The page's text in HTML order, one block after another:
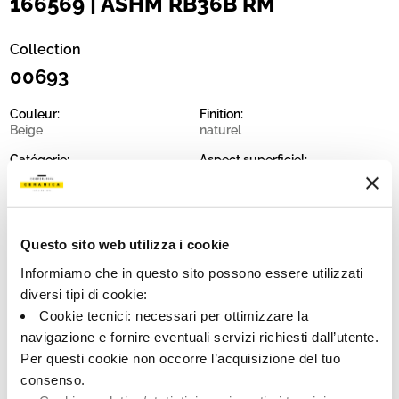
Questo sito web utilizza i cookie
Informiamo che in questo sito possono essere utilizzati
diversi tipi di cookie:
Cookie tecnici: necessari per ottimizzare la
navigazione e fornire eventuali servizi richiesti dall’utente.
Per questi cookie non occorre l’acquisizione del tuo
consenso.
Collection
00693
Couleur:
Beige
Catégorie:
Fond
Format:
Finition:
naturel
Aspect superficiel:
Stonalisation:
Unité de measure:
Share: